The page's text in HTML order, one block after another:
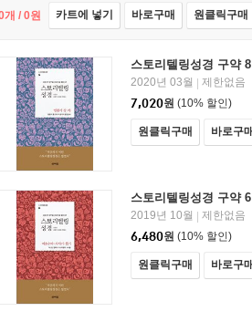
개 / 0원 카트에 넣기 바로구매 원클릭구매
스토리텔링성경 구약
2020년 03월 | 제한없음
7,020원 (10% 할인)
원클릭구매 바로구
스토리텔링성경 구약
2019년 10월 | 제한없음
6,480원 (10% 할인)
원클릭구매 바로구